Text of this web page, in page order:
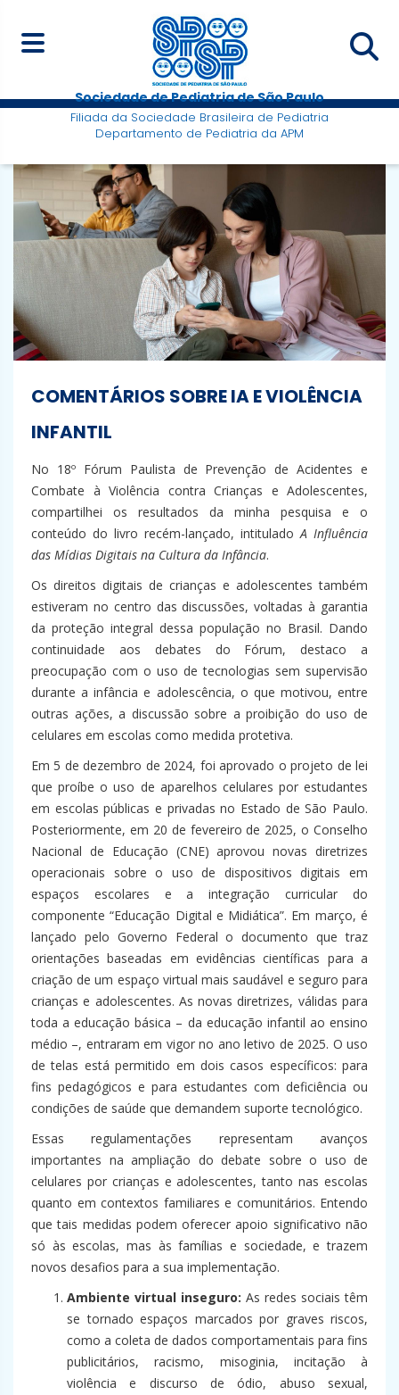
Sociedade de Pediatria de São Paulo
Filiada da Sociedade Brasileira de Pediatria
Departamento de Pediatria da APM
COMENTÁRIOS SOBRE IA E VIOLÊNCIA
INFANTIL
No 18º Fórum Paulista de Prevenção de Acidentes e
Combate à Violência contra Crianças e Adolescentes,
compartilhei os resultados da minha pesquisa e o
conteúdo do livro recém-lançado, intituladoA Influência
das Mídias Digitais na Cultura da Infância.
Os direitos digitais de crianças e adolescentes também
estiveram no centro das discussões, voltadas à garantia
da proteção integral dessa população no Brasil. Dando
continuidade aos debates do Fórum, destaco a
preocupação com o uso de tecnologias sem supervisão
durante a infância e adolescência, o que motivou, entre
outras ações, a discussão sobre a proibição do uso de
celulares em escolas como medida protetiva.
Em 5 de dezembro de 2024, foi aprovado o projeto de lei
que proíbe o uso de aparelhos celulares por estudantes
em escolas públicas e privadas no Estado de São Paulo.
Posteriormente, em 20 de fevereiro de 2025, o Conselho
Nacional de Educação (CNE) aprovou novas diretrizes
operacionais sobre o uso de dispositivos digitais em
espaços escolares e a integração curricular do
componente “Educação Digital e Midiática”. Em março, é
lançado pelo Governo Federal o documento que traz
orientações baseadas em evidências científicas para a
criação de um espaço virtual mais saudável e seguro para
crianças e adolescentes. As novas diretrizes, válidas para
toda a educação básica – da educação infantil ao ensino
médio –, entraram em vigor no ano letivo de 2025. O uso
de telas está permitido em dois casos específicos: para
fins pedagógicos e para estudantes com deficiência ou
condições de saúde que demandem suporte tecnológico.
Essas regulamentações representam avanços
importantes na ampliação do debate sobre o uso de
celulares por crianças e adolescentes, tanto nas escolas
quanto em contextos familiares e comunitários. Entendo
que tais medidas podem oferecer apoio significativo não
só às escolas, mas às famílias e sociedade, e trazem
novos desafios para a sua implementação.
Ambiente virtual inseguro: As redes sociais têm
se tornado espaços marcados por graves riscos,
como a coleta de dados comportamentais para fins
publicitários, racismo, misoginia, incitação à
violência e discurso de ódio, abuso sexual,